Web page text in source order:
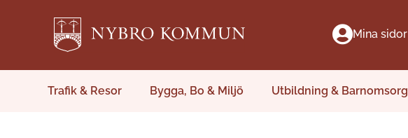
Mina sidor
Trafik & Resor Bygga, Bo & Miljö Utbildning & Barnomsorg